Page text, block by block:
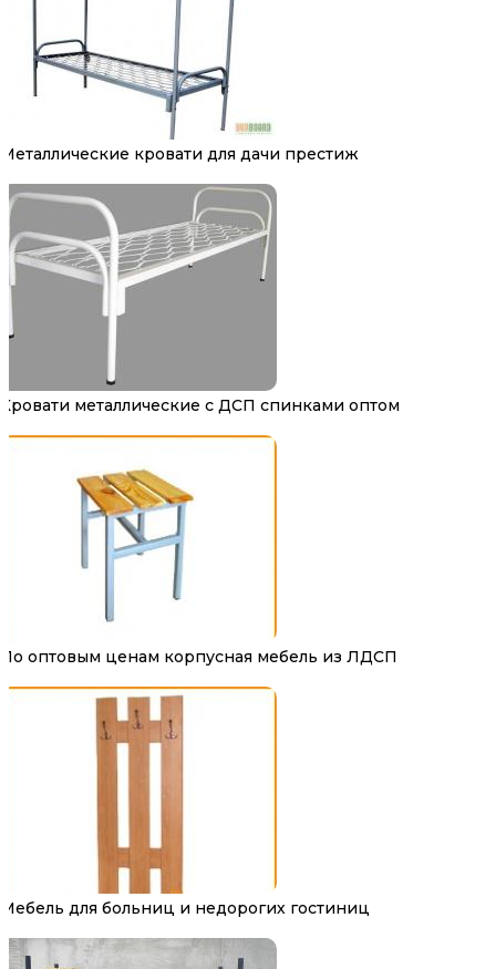
Металлические кровати для дачи престиж
Кровати металлические с ДСП спинками оптом
По оптовым ценам корпусная мебель из ЛДСП
Мебель для больниц и недорогих гостиниц